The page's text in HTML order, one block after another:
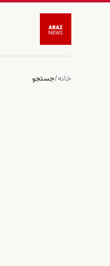
خانه/جستجو